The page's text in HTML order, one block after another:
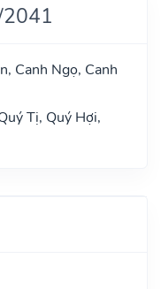
Canh Ngọ, Canh
Tị, Quý Hợi,